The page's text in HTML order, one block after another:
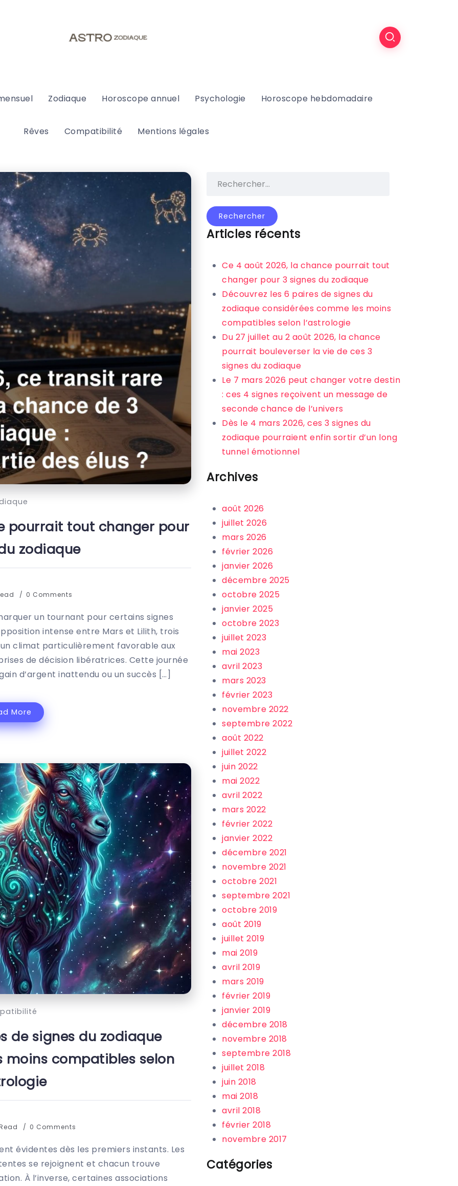
Zodiaque Horoscope annuel Psychologie Horoscope hebdomadaire
Rêves Compatibilité Mentions légales
pourrait tout changer pour
zodiaque
0 Comments
un tournant pour certains signes
intense entre Mars et Lilith, trois
climat particulièrement favorable aux
de décision libératrices. Cette journée
d’argent inattendu ou un succès […]
More
de signes du zodiaque
moins compatibles selon
0 Comments
évidentes dès les premiers instants. Les
se rejoignent et chacun trouve
À l’inverse, certaines associations
Articles récents
Ce 4 août 2026, la chance pourrait tout
changer pour 3 signes du zodiaque
Découvrez les 6 paires de signes du
zodiaque considérées comme les moins
compatibles selon l’astrologie
Du 27 juillet au 2 août 2026, la chance
pourrait bouleverser la vie de ces 3
signes du zodiaque
Le 7 mars 2026 peut changer votre destin
: ces 4 signes reçoivent un message de
seconde chance de l’univers
Dès le 4 mars 2026, ces 3 signes du
zodiaque pourraient enfin sortir d’un long
tunnel émotionnel
Archives
août 2026
juillet 2026
mars 2026
février 2026
janvier 2026
décembre 2025
octobre 2025
janvier 2025
octobre 2023
juillet 2023
mai 2023
avril 2023
mars 2023
février 2023
novembre 2022
septembre 2022
août 2022
juillet 2022
juin 2022
mai 2022
avril 2022
mars 2022
février 2022
janvier 2022
décembre 2021
novembre 2021
octobre 2021
septembre 2021
octobre 2019
août 2019
juillet 2019
mai 2019
avril 2019
mars 2019
février 2019
janvier 2019
décembre 2018
novembre 2018
septembre 2018
juillet 2018
juin 2018
mai 2018
avril 2018
février 2018
novembre 2017
Catégories